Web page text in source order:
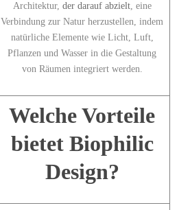
Architektur, der darauf abzielt, eine
⁤Verbindung​ zur Natur herzustellen, indem
natürliche Elemente wie Licht, Luft,
Pflanzen und Wasser⁢ in die Gestaltung
von Räumen integriert werden.
Welche​ Vorteile
bietet Biophilic
Design?